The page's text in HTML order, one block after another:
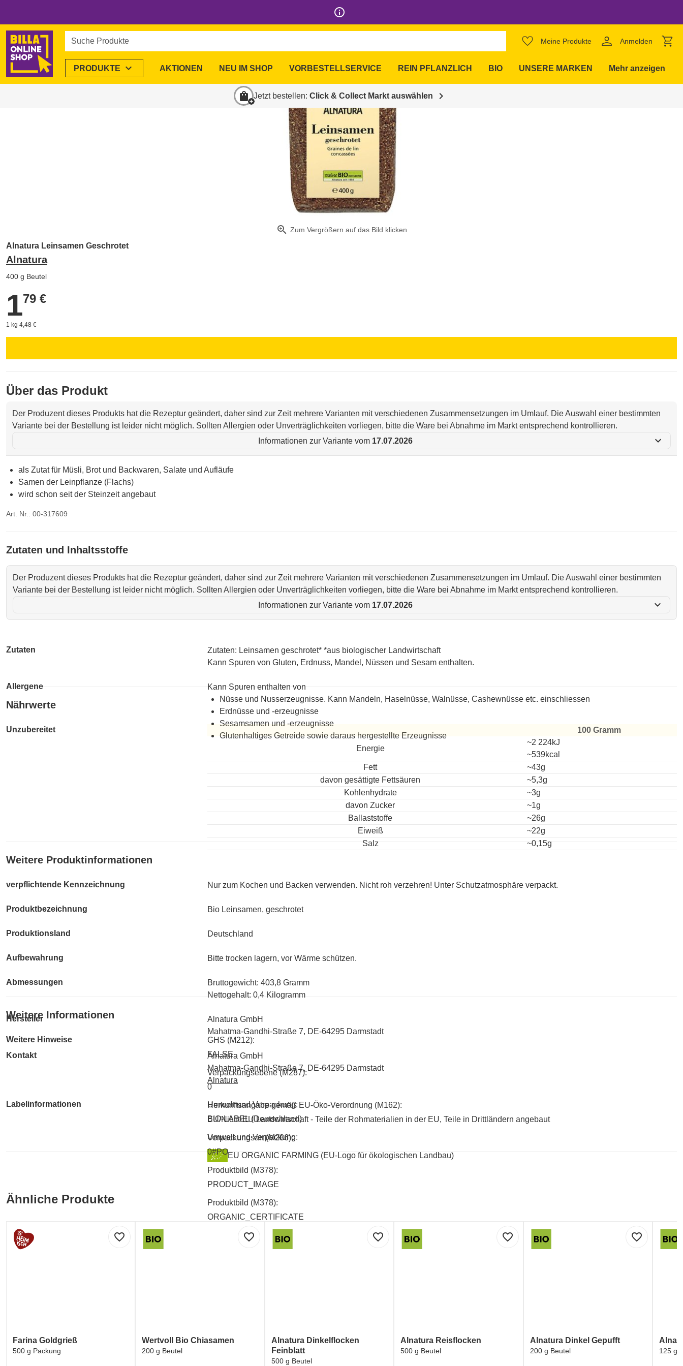
info_outline
Suche Produkte
Meine Produkte Anmelden
PRODUKTE expand_more AKTIONEN NEU IM SHOP VORBESTELLSERVICE REIN PFLANZLICH BIO UNSERE MARKEN Mehr anzeigen
shopping_bag Jetzt bestellen: Click & Collect Markt auswählen chevron_right
favorite_border
zoom_in Zum Vergrößern auf das Bild klicken
Alnatura Leinsamen Geschrotet
Alnatura
400 g Beutel
1,79 €
179 €
1 kg 4,48 €
Über das Produkt
Der Produzent dieses Produkts hat die Rezeptur geändert, daher sind zur Zeit mehrere Varianten mit verschiedenen Zusammensetzungen im Umlauf. Die Auswahl einer bestimmten
Variante bei der Bestellung ist leider nicht möglich. Sollten Allergien oder Unverträglichkeiten vorliegen, bitte die Ware bei Abnahme im Markt entsprechend kontrollieren.
Informationen zur Variante vom 17.07.2026 expand_more
als Zutat für Müsli, Brot und Backwaren, Salate und Aufläufe
Samen der Leinpflanze (Flachs)
wird schon seit der Steinzeit angebaut
Art. Nr.: 00-317609
Zutaten und Inhaltsstoffe
Der Produzent dieses Produkts hat die Rezeptur geändert, daher sind zur Zeit mehrere Varianten mit verschiedenen Zusammensetzungen im Umlauf. Die Auswahl einer bestimmten
Variante bei der Bestellung ist leider nicht möglich. Sollten Allergien oder Unverträglichkeiten vorliegen, bitte die Ware bei Abnahme im Markt entsprechend kontrollieren.
Informationen zur Variante vom 17.07.2026 expand_more
Zutaten
Zutaten: Leinsamen geschrotet* *aus biologischer Landwirtschaft
Kann Spuren von Gluten, Erdnuss, Mandel, Nüssen und Sesam enthalten.
Allergene
Kann Spuren enthalten von
Nüsse und Nusserzeugnisse. Kann Mandeln, Haselnüsse, Walnüsse, Cashewnüsse etc. einschliessen
Erdnüsse und -erzeugnisse
Sesamsamen und -erzeugnisse
Glutenhaltiges Getreide sowie daraus hergestellte Erzeugnisse
Nährwerte
Unzubereitet
100 Gramm
Energie
~2 224kJ
~539kcal
Fett
~43g
davon gesättigte Fettsäuren
~5,3g
Kohlenhydrate
~3g
davon Zucker
~1g
Ballaststoffe
~26g
Eiweiß
~22g
Salz
~0,15g
Weitere Produktinformationen
verpflichtende Kennzeichnung Nur zum Kochen und Backen verwenden. Nicht roh verzehren! Unter Schutzatmosphäre verpackt.
Produktbezeichnung Bio Leinsamen, geschrotet
Produktionsland Deutschland
Aufbewahrung Bitte trocken lagern, vor Wärme schützen.
Abmessungen
Bruttogewicht: 403,8 Gramm
Nettogehalt: 0,4 Kilogramm
Hersteller
Alnatura GmbH
Mahatma-Gandhi-Straße 7, DE-64295 Darmstadt
Kontakt
Alnatura GmbH
Mahatma-Gandhi-Straße 7, DE-64295 Darmstadt
Alnatura
Labelinformationen
Umwelt und Verpackung:
BIO-LABEL (Deutschland)
Umwelt und Verpackung:
EU ORGANIC FARMING (EU-Logo für ökologischen Landbau)
Weitere Informationen
Weitere Hinweise
GHS (M212):
FALSE
Verpackungsebene (M287):
0
Herkunftsangabe gemäß EU-Öko-Verordnung (M162):
EU/Nicht-EU Landwirtschaft - Teile der Rohmaterialien in der EU, Teile in Drittländern angebaut
Verpackungsart (M286):
0#PO
Produktbild (M378):
PRODUCT_IMAGE
Produktbild (M378):
ORGANIC_CERTIFICATE
Ähnliche Produkte
favorite_border
Farina Goldgrieß
500 g Packung
favorite_border
Wertvoll Bio Chiasamen
200 g Beutel
favorite_border
Alnatura Dinkelflocken
Feinblatt
500 g Beutel
favorite_border
Alnatura Reisflocken
500 g Beutel
favorite_border
Alnatura Dinkel Gepufft
200 g Beutel 125 g